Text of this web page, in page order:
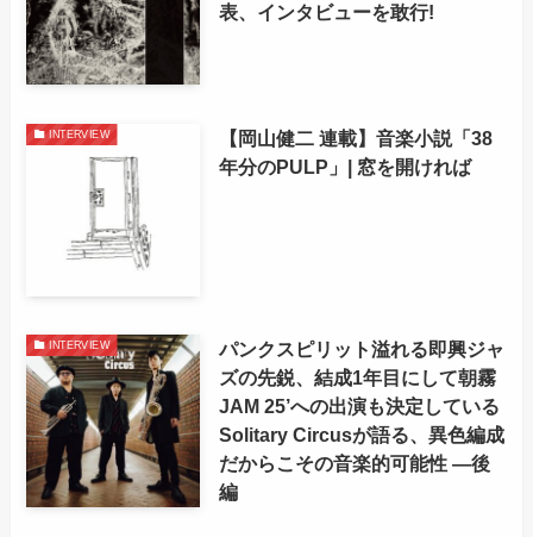
表、インタビューを敢行!
INTERVIEW
【岡山健二 連載】音楽小説「38
年分のPULP」| 窓を開ければ
INTERVIEW
パンクスピリット溢れる即興ジャ
ズの先鋭、結成1年目にして朝霧
JAM 25’への出演も決定している
Solitary Circusが語る、異色編成
だからこその音楽的可能性 —後
編